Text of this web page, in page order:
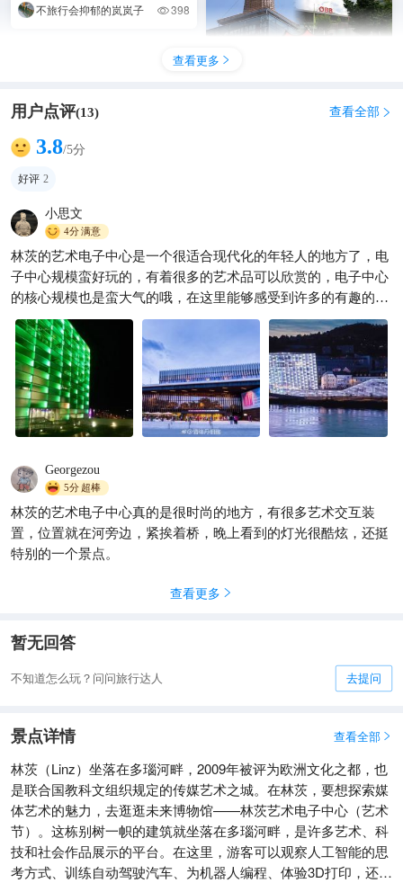
不旅行会抑郁的岚岚子 398
查看更多 
用户点评(13) 查看全部 
3.8/5分
好评 2
小思文
4分满意
林茨的艺术电子中心是一个很适合现代化的年轻人的地方了，电
子中心规模蛮好玩的，有着很多的艺术品可以欣赏的，电子中心
的核心规模也是蛮大气的哦，在这里能够感受到许多的有趣的东
西呢。 【景色】这里的景色很美 【趣味】趣味性很高
Georgezou
5分超棒
林茨的艺术电子中心真的是很时尚的地方，有很多艺术交互装
置，位置就在河旁边，紧挨着桥，晚上看到的灯光很酷炫，还挺
特别的一个景点。
查看更多 
暂无回答
不知道怎么玩？问问旅行达人 去提问
景点详情 查看全部 
林茨（Linz）坐落在多瑙河畔，2009年被评为欧洲文化之都，也
是联合国教科文组织规定的传媒艺术之城。在林茨，要想探索媒
体艺术的魅力，去逛逛未来博物馆——林茨艺术电子中心（艺术
节）。这栋别树一帜的建筑就坐落在多瑙河畔，是许多艺术、科
技和社会作品展示的平台。在这里，游客可以观察人工智能的思
考方式、训练自动驾驶汽车、为机器人编程、体验3D打印，还可